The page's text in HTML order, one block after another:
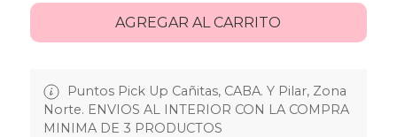
AGREGAR AL CARRITO
Puntos Pick Up Cañitas, CABA. Y Pilar, Zona
Norte. ENVIOS AL INTERIOR CON LA COMPRA
MINIMA DE 3 PRODUCTOS